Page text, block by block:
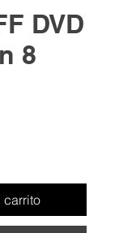
DVD
8
carrito